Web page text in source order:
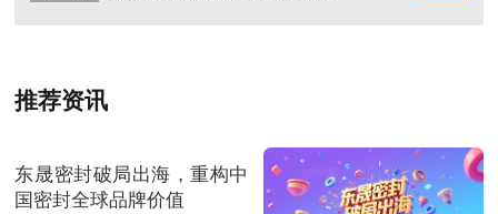
推荐资讯
东晟密封破局出海，重构中
国密封全球品牌价值